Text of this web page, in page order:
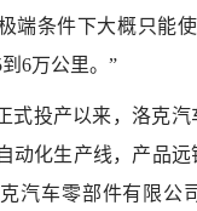
端条件下大概只能
6万公里。”
式投产以来，洛克汽
动化生产线，产品
汽车零部件有限公